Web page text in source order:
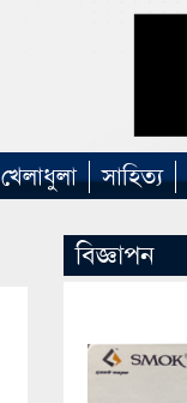
খেলাধুলা সাহিত্য
বিজ্ঞাপন